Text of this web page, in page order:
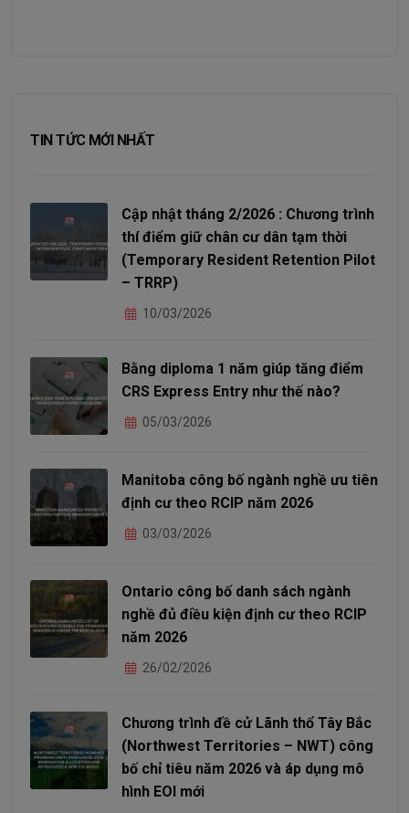
TIN TỨC MỚI NHẤT
Cập nhật tháng 2/2026 : Chương trình
thí điểm giữ chân cư dân tạm thời
(Temporary Resident Retention Pilot
– TRRP)
10/03/2026
Bằng diploma 1 năm giúp tăng điểm
CRS Express Entry như thế nào?
05/03/2026
Manitoba công bố ngành nghề ưu tiên
định cư theo RCIP năm 2026
03/03/2026
Ontario công bố danh sách ngành
nghề đủ điều kiện định cư theo RCIP
năm 2026
26/02/2026
Chương trình đề cử Lãnh thổ Tây Bắc
(Northwest Territories – NWT) công
bố chỉ tiêu năm 2026 và áp dụng mô
hình EOI mới